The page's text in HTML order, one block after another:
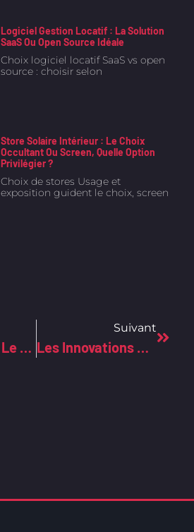
Logiciel Gestion Locatif : La Solution
SaaS Ou Open Source Idéale
Choix logiciel locatif SaaS vs open
source : choisir selon
Store Solaire Intérieur : Le Choix
Occultant Ou Screen, Quelle Option
Privilégier ?
Choix de stores Usage et
exposition guident le choix, screen
Plongez Dans Le Virtuel : Guide Surprenant Pour Choisir Votre Casque Vr
Suivant
Les Innovations High-Tech Qui Transforment L’univers Du Gaming !